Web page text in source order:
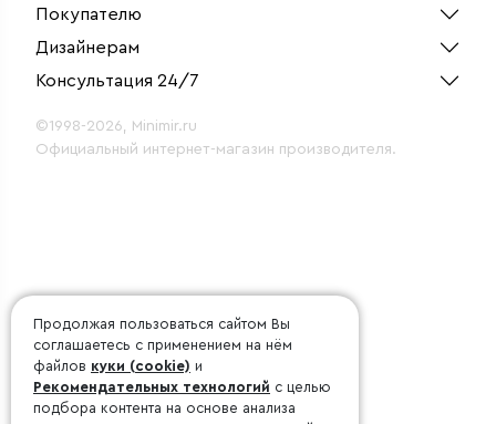
Покупателю
Дизайнерам
Консультация 24/7
©1998-2026, Minimir.ru
Официальный интернет-магазин производителя.
Продолжая пользоваться сайтом Вы
соглашаетесь с применением на нём
файлов куки (cookie) и
Рекомендательных технологий с целью
подбора контента на основе анализа